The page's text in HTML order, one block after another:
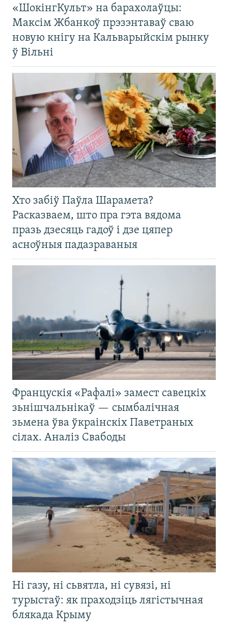
«ШокінгКульт» на барахолаўцы:
Максім Жбанкоў прэзэнтаваў сваю
новую кнігу на Кальварыйскім рынку
ў Вільні
Хто забіў Паўла Шарамета?
Расказваем, што пра гэта вядома
празь дзесяць гадоў і дзе цяпер
асноўныя падазраваныя
Францускія «Рафалі» замест савецкіх
зьнішчальнікаў — сымбалічная
зьмена ўва ўкраінскіх Паветраных
сілах. Аналіз Свабоды
Ні газу, ні сьвятла, ні сувязі, ні
турыстаў: як праходзіць лягістычная
блякада Крыму